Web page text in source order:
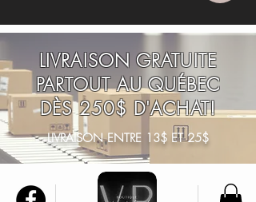
LIVRAISON GRATUITE
PARTOUT AU QUÉBEC
DÈS 250$ D'ACHAT!
LIVRAISON ENTRE 13$ ET 25$